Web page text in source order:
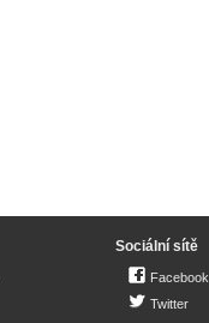
Sociální sítě
Facebook
Twitter